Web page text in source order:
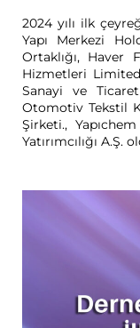
2024 yılı ilk
Yapı Merkezi
Ortaklığı, Haver
Hizmetleri
Sanayi ve
Otomotiv Tekstil
Şirketi.,
Yatırımcılığı A.Ş.